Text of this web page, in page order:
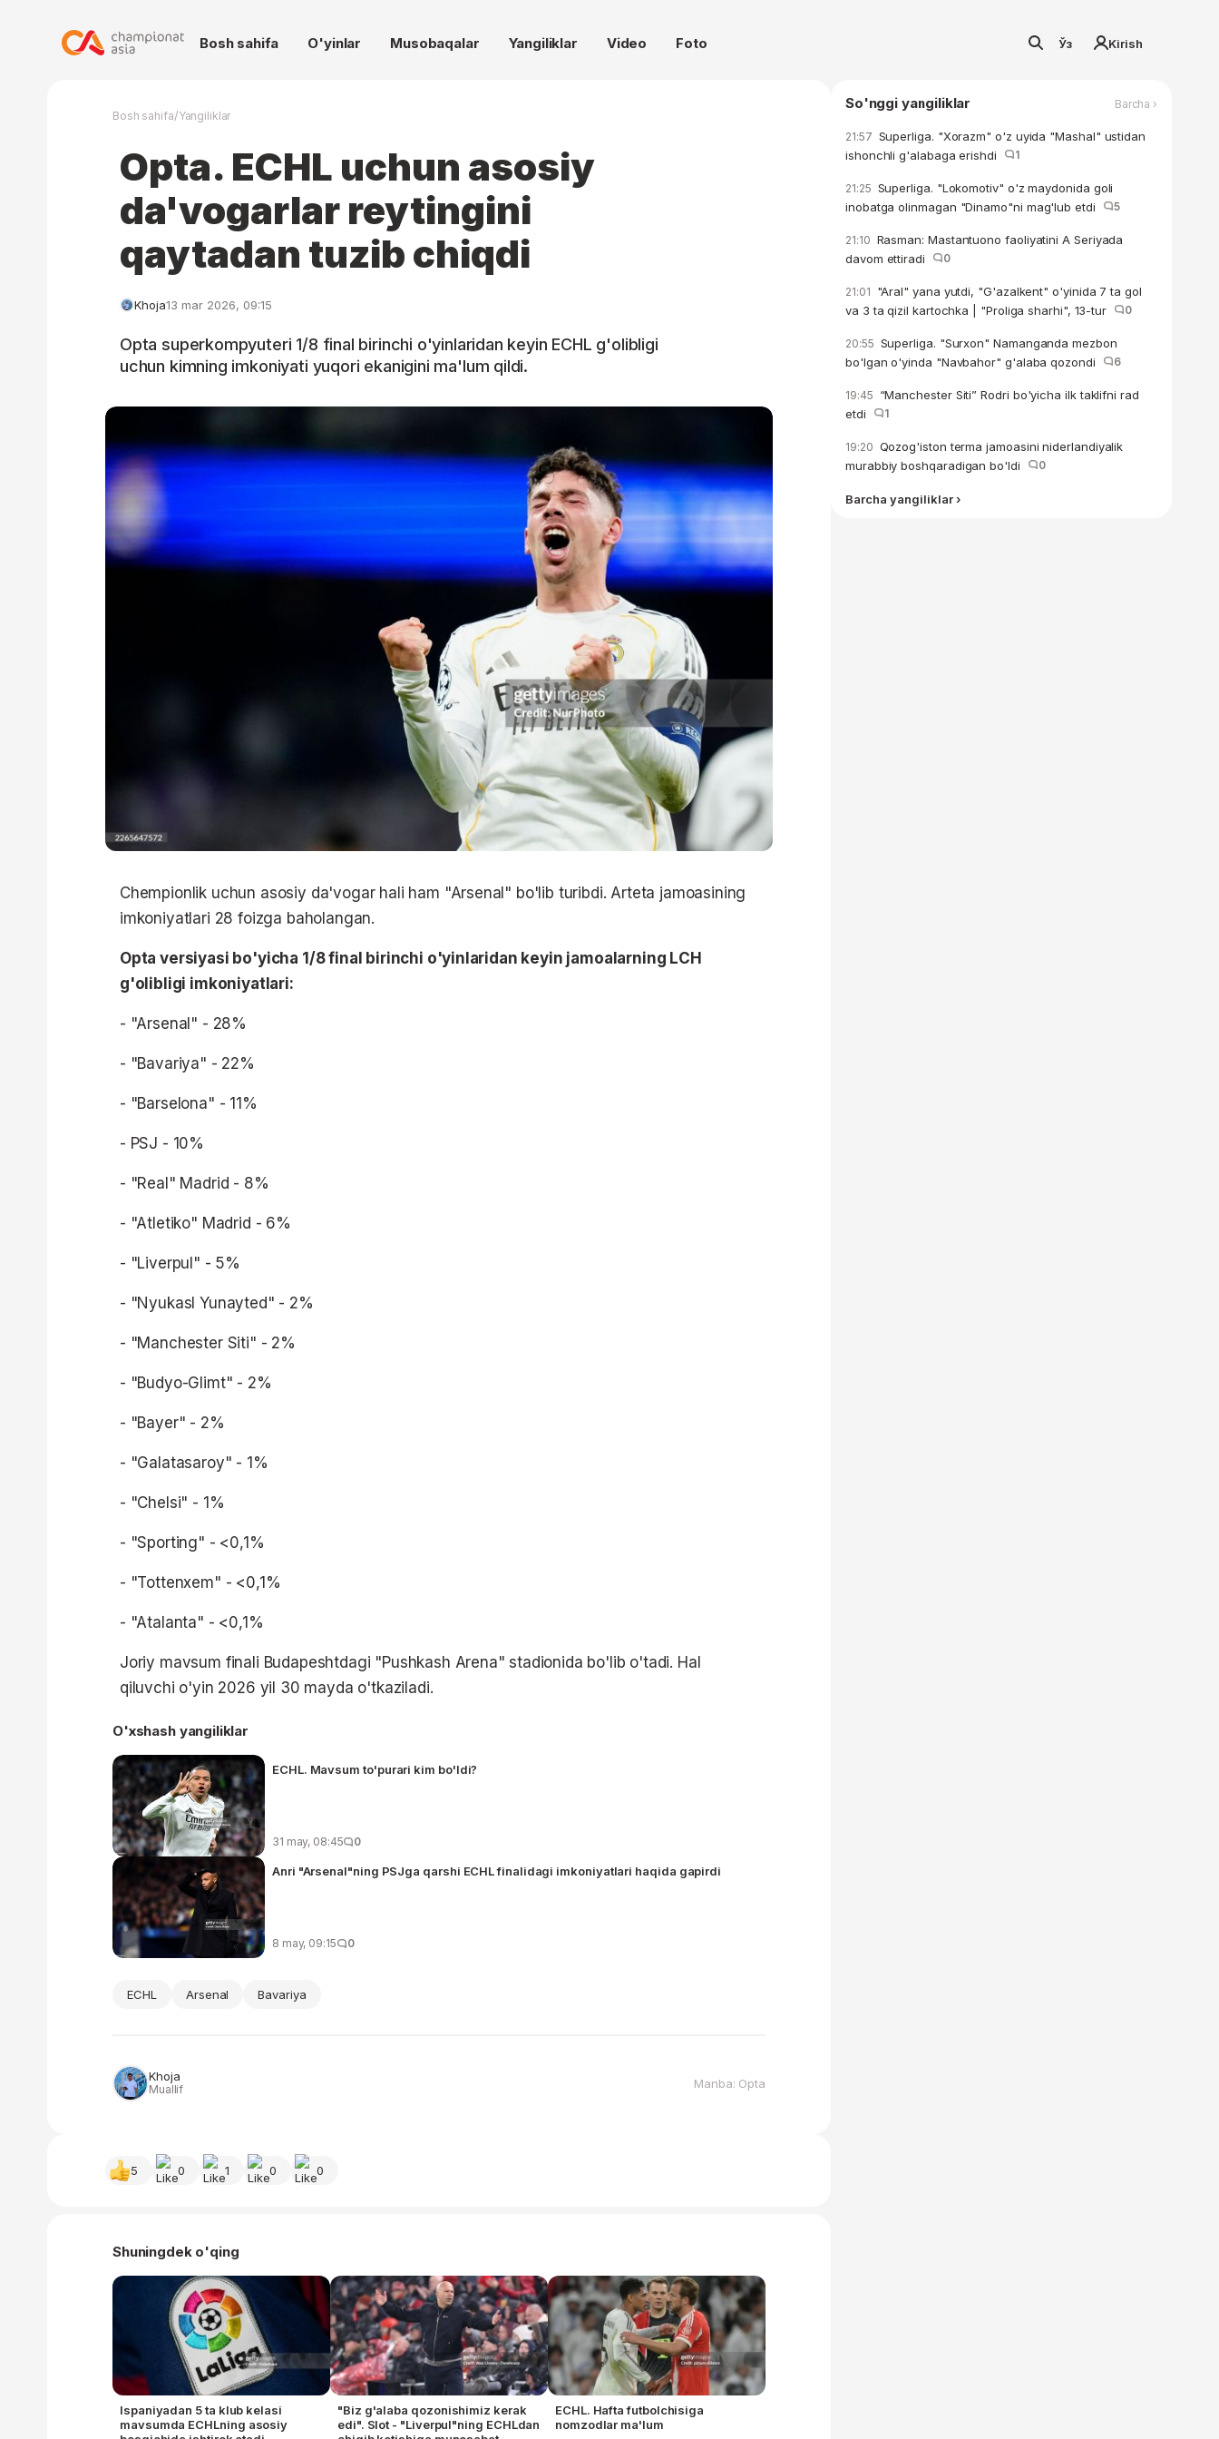
Bosh sahifa O'yinlar Musobaqalar Yangiliklar Video Foto Ўз Kirish
Bosh sahifa/Yangiliklar
Opta. ECHL uchun asosiy
da'vogarlar reytingini
qaytadan tuzib chiqdi
Khoja13 mar 2026, 09:15
Opta superkompyuteri 1/8 final birinchi o'yinlaridan keyin ECHL g'olibligi
uchun kimning imkoniyati yuqori ekanigini ma'lum qildi.
Chempionlik uchun asosiy da'vogar hali ham "Arsenal" bo'lib turibdi. Arteta jamoasining
imkoniyatlari 28 foizga baholangan.
Opta versiyasi bo'yicha 1/8 final birinchi o'yinlaridan keyin jamoalarning LCH
g'olibligi imkoniyatlari:
- "Arsenal" - 28%
- "Bavariya" - 22%
- "Barselona" - 11%
- PSJ - 10%
- "Real" Madrid - 8%
- "Atletiko" Madrid - 6%
- "Liverpul" - 5%
- "Nyukasl Yunayted" - 2%
- "Manchester Siti" - 2%
- "Budyo-Glimt" - 2%
- "Bayer" - 2%
- "Galatasaroy" - 1%
- "Chelsi" - 1%
- "Sporting" - <0,1%
- "Tottenxem" - <0,1%
- "Atalanta" - <0,1%
Joriy mavsum finali Budapeshtdagi "Pushkash Arena" stadionida bo'lib o'tadi. Hal
qiluvchi o'yin 2026 yil 30 mayda o'tkaziladi.
O'xshash yangiliklar
ECHL. Mavsum to'purari kim bo'ldi?
31 may, 08:45 0
Anri "Arsenal"ning PSJga qarshi ECHL finalidagi imkoniyatlari haqida gapirdi
8 may, 09:15 0
ECHL Arsenal Bavariya
Khoja
Muallif Manba: Opta
5 0 1 0 0
Shuningdek o'qing
Ispaniyadan 5 ta klub kelasi
mavsumda ECHLning asosiy
"Biz g'alaba qozonishimiz kerak
edi". Slot - "Liverpul"ning ECHLdan
ECHL. Hafta futbolchisiga
nomzodlar ma'lum
So'nggi yangiliklar Barcha ›
21:57 Superliga. "Xorazm" o'z uyida "Mashal" ustidan
ishonchli g'alabaga erishdi
1
21:25 Superliga. "Lokomotiv" o'z maydonida goli
inobatga olinmagan "Dinamo"ni mag'lub etdi
5
21:10 Rasman: Mastantuono faoliyatini A Seriyada
davom ettiradi
0
21:01 "Aral" yana yutdi, "G'azalkent" o'yinida 7 ta gol
va 3 ta qizil kartochka | "Proliga sharhi", 13-tur
0
20:55 Superliga. "Surxon" Namanganda mezbon
bo'lgan o'yinda "Navbahor" g'alaba qozondi
6
19:45 “Manchester Siti” Rodri bo'yicha ilk taklifni rad
etdi
1
19:20 Qozog'iston terma jamoasini niderlandiyalik
murabbiy boshqaradigan bo'ldi
0
Barcha yangiliklar ›